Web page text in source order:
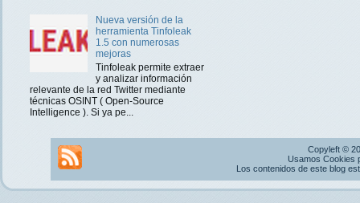
Nueva versión de la
herramienta Tinfoleak
1.5 con numerosas
mejoras
Tinfoleak permite extraer
y analizar información
relevante de la red Twitter mediante
técnicas OSINT ( Open-Source
Intelligence ). Si ya pe...
Copyleft ©
Usamos Cookies
Los contenidos de este blog